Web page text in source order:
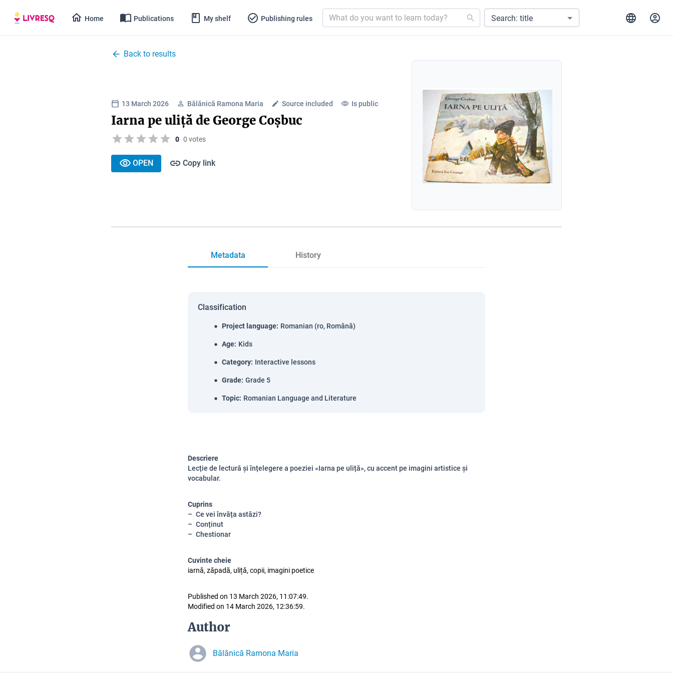
Home Publications My shelf Publishing rules Search: title
Back to results
13 March 2026 Bălănică Ramona Maria Source included Is public
Iarna pe uliță de George Coșbuc
0 0 votes
OPEN Copy link
Metadata History
Classification
Project language: Romanian (ro, Română)
Age: Kids
Category: Interactive lessons
Grade: Grade 5
Topic: Romanian Language and Literature
Descriere
Lecție de lectură și înțelegere a poeziei «Iarna pe uliță», cu accent pe imagini artistice și
vocabular.
Cuprins
Ce vei învăța astăzi?
Conținut
Chestionar
Cuvinte cheie
iarnă, zăpadă, uliță, copii, imagini poetice
Published on 13 March 2026, 11:07:49.
Modified on 14 March 2026, 12:36:59.
Author
Bălănică Ramona Maria